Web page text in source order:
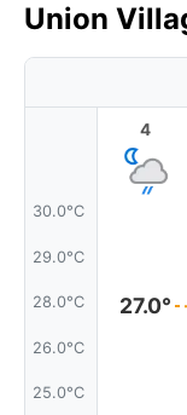
Union
30.0°C
29.0°C
28.0°C
26.0°C
25.0°C
4
27.0°